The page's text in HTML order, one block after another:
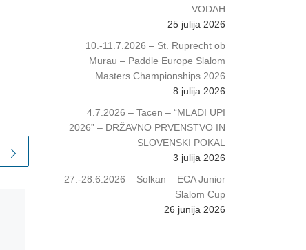
VODAH
25 julija 2026
10.-11.7.2026 – St. Ruprecht ob
Murau – Paddle Europe Slalom
Masters Championships 2026
8 julija 2026
4.7.2026 – Tacen – “MLADI UPI
2026” – DRŽAVNO PRVENSTVO IN
SLOVENSKI POKAL
3 julija 2026
27.-28.6.2026 – Solkan – ECA Junior
Slalom Cup
26 junija 2026